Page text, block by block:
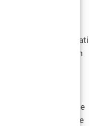
poput opeklina,
Kako bi se ti
važno je odabrati
u laserskom
opremu.
dlaka
lasersko uklanjanje
solarije i određene